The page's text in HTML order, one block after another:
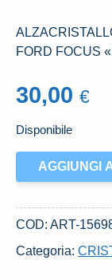
FORD FOCUS
30,00 €
Disponibile
ALZACRISTALLO
PORTA
DX.
AGGIUNGI
COD: ART-
Categoria: